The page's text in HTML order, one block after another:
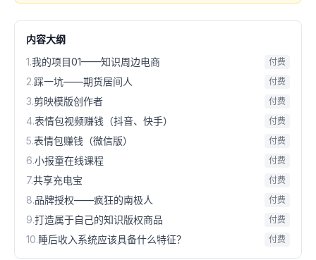
内容大纲
1.我的项目01——知识周边电商 付费
2.踩一坑——期货居间人 付费
3.剪映模版创作者 付费
4.表情包视频赚钱（抖音、快手） 付费
5.表情包赚钱（微信版） 付费
6.小报童在线课程 付费
7.共享充电宝 付费
8.品牌授权——疯狂的南极人 付费
9.打造属于自己的知识版权商品 付费
10.睡后收入系统应该具备什么特征？ 付费